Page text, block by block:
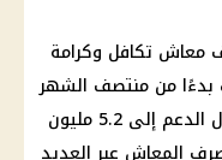
معاش تكافل وكرامة
وذلك بدءًا من منتصف الشهر
الجاري. وتستهدف الوزارة ضمان وصول الدعم إلى 5.2 مليون
المعاش عبر العديد